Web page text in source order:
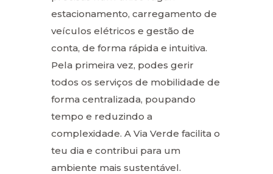
estacionamento, carregamento de
veículos elétricos e gestão de
conta, de forma rápida e intuitiva.
Pela primeira vez, podes gerir
todos os serviços de mobilidade de
forma centralizada, poupando
tempo e reduzindo a
complexidade. A Via Verde facilita o
teu dia e contribui para um
ambiente mais sustentável.